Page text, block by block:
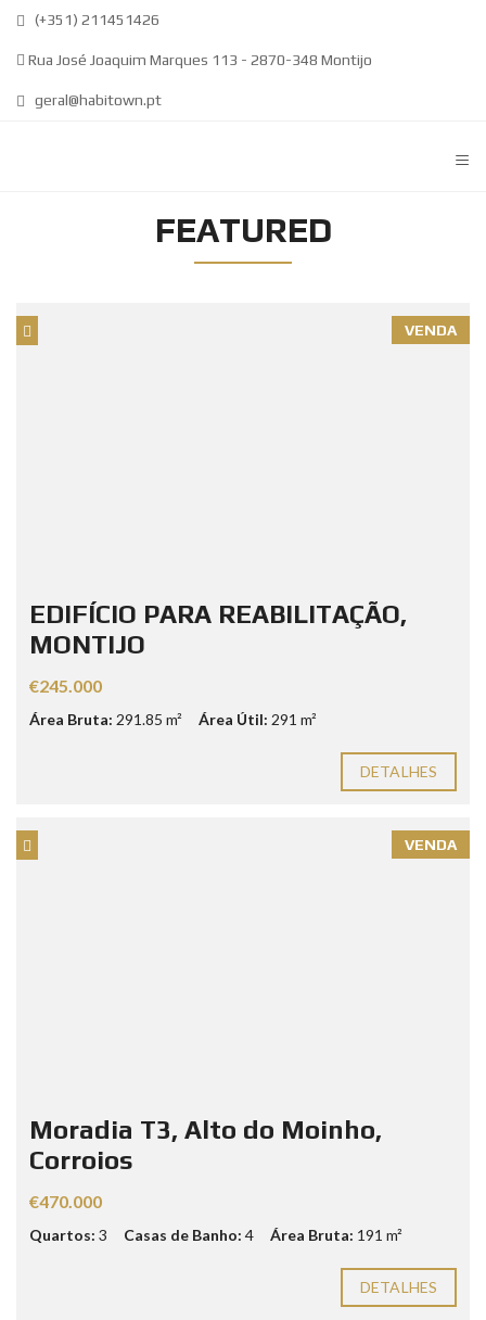
(+351) 211451426
Rua José Joaquim Marques 113 - 2870-348 Montijo
geral@habitown.pt
≡
FEATURED
VENDA
EDIFÍCIO PARA REABILITAÇÃO,
MONTIJO
€245.000
Área Bruta: 291.85 m² Área Útil: 291 m²
DETALHES
VENDA
Moradia T3, Alto do Moinho,
Corroios
€470.000
Quartos: 3 Casas de Banho: 4 Área Bruta: 191 m²
DETALHES